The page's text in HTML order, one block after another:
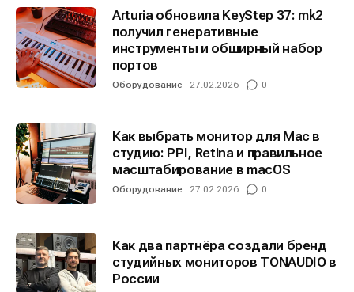
Arturia обновила KeyStep 37: mk2
получил генеративные
инструменты и обширный набор
портов
Оборудование 27.02.2026 0
Как выбрать монитор для Mac в
студию: PPI, Retina и правильное
масштабирование в macOS
Оборудование 27.02.2026 0
Как два партнёра создали бренд
студийных мониторов TONAUDIO в
России